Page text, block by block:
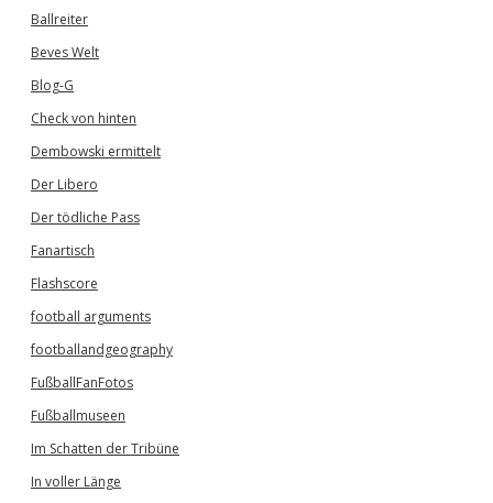
Ballreiter
Beves Welt
Blog-G
Check von hinten
Dembowski ermittelt
Der Libero
Der tödliche Pass
Fanartisch
Flashscore
football arguments
footballandgeography
FußballFanFotos
Fußballmuseen
Im Schatten der Tribüne
In voller Länge